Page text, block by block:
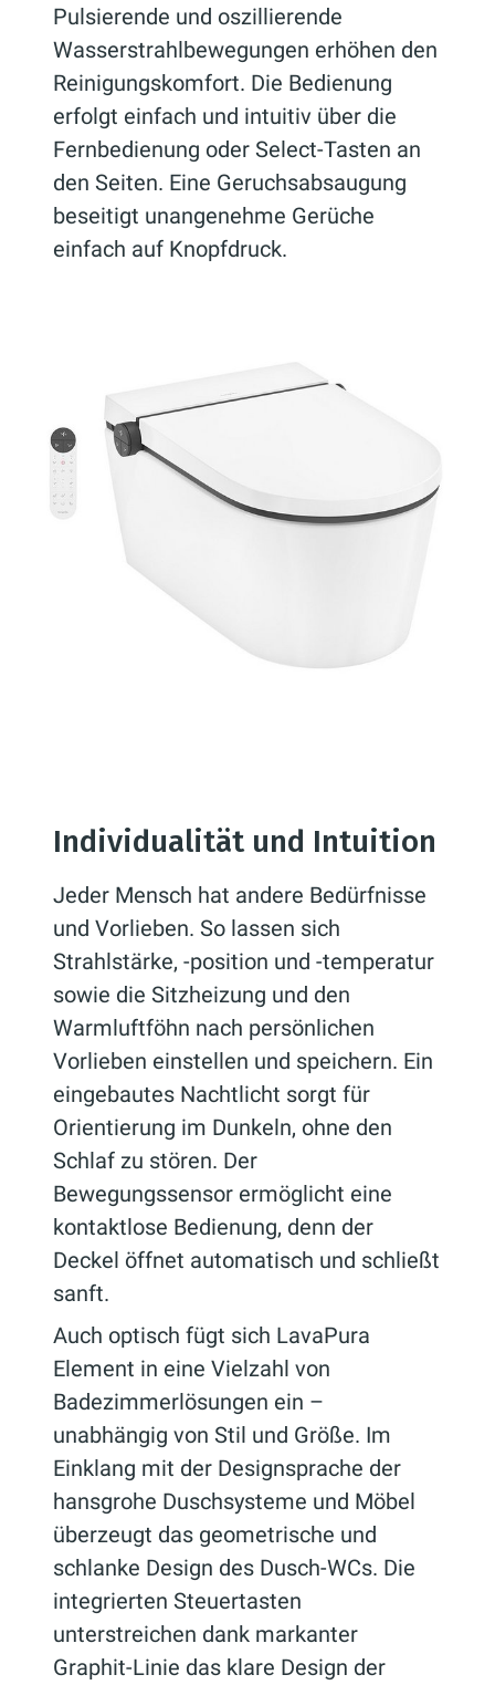
Pulsierende und oszillierende
Wasserstrahlbewegungen erhöhen den
Reinigungskomfort. Die Bedienung
erfolgt einfach und intuitiv über die
Fernbedienung oder Select-Tasten an
den Seiten. Eine Geruchsabsaugung
beseitigt unangenehme Gerüche
einfach auf Knopfdruck.
Individualität und Intuition
Jeder Mensch hat andere Bedürfnisse
und Vorlieben. So lassen sich
Strahlstärke, -position und -temperatur
sowie die Sitzheizung und den
Warmluftföhn nach persönlichen
Vorlieben einstellen und speichern. Ein
eingebautes Nachtlicht sorgt für
Orientierung im Dunkeln, ohne den
Schlaf zu stören. Der
Bewegungssensor ermöglicht eine
kontaktlose Bedienung, denn der
Deckel öffnet automatisch und schließt
sanft.
Auch optisch fügt sich LavaPura
Element in eine Vielzahl von
Badezimmerlösungen ein –
unabhängig von Stil und Größe. Im
Einklang mit der Designsprache der
hansgrohe Duschsysteme und Möbel
überzeugt das geometrische und
schlanke Design des Dusch-WCs. Die
integrierten Steuertasten
unterstreichen dank markanter
Graphit-Linie das klare Design der